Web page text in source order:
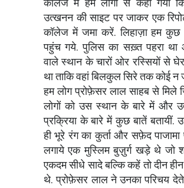
उत्खनन की साइट पर जाकर एक
कॉलेज में जमा करें. लिहाज़ा हम कुछ
पहुंच गये. पुलिस का सख़्त पहरा था
वाले स्थान के चारों ओर रस्सियों से घेर
था ताकि वहां बिलकुल सिरे तक कोई न
हम लोग प्रोफ़ेसर लाल साहब से मिले
लोगों को उस स्थान के बारे में और
प्रक्रिया के बारे में कुछ बातें बतायीं.
ही भूरे रंग का कुर्ता और सफ़ेद पाजामा
लगाये एक मुस्लिम बुज़ुर्ग खड़े थे जो
एकदम सीधे सादे बल्कि कहें तो दीन
थे. प्रोफ़ेसर लाल ने उनका परिचय